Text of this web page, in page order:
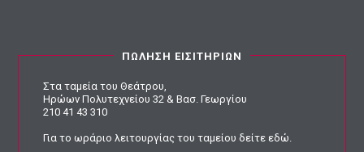
ΠΩΛΗΣΗ ΕΙΣΙΤΗΡΙΩΝ
Στα ταμεία του Θεάτρου,
Ηρώων Πολυτεχνείου 32 & Βασ. Γεωργίου
210 41 43 310
Για το ωράριο λειτουργίας του ταμείουδείτε εδώ.